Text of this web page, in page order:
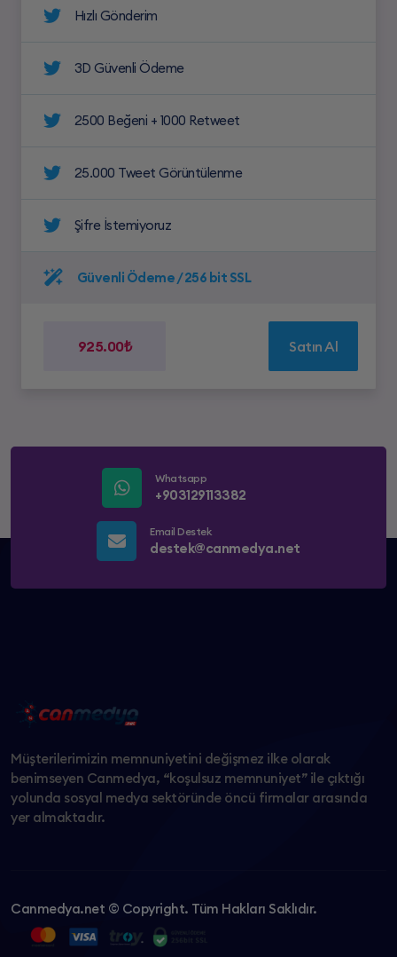
Hızlı Gönderim
3D Güvenli Ödeme
2500 Beğeni + 1000 Retweet
25.000 Tweet Görüntülenme
Şifre İstemiyoruz
Güvenli Ödeme / 256 bit SSL
925.00₺ Satın Al
Whatsapp
+903129113382
Email Destek
destek@canmedya.net
Müşterilerimizin memnuniyetini değişmez ilke olarak
benimseyen Canmedya, “koşulsuz memnuniyet” ile çıktığı
yolunda sosyal medya sektöründe öncü firmalar arasında
yer almaktadır.
Canmedya.net © Copyright. Tüm Hakları Saklıdır.